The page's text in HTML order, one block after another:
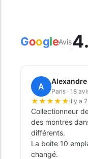
GoogleAvis
A
Alexandre
Paris · 18
★★★★★ il y a
Collectionneur
des montres
différents.
La boîte 10
changé.